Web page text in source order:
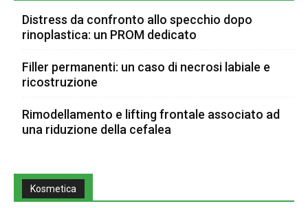
Distress da confronto allo specchio dopo
rinoplastica: un PROM dedicato
Filler permanenti: un caso di necrosi labiale e
ricostruzione
Rimodellamento e lifting frontale associato ad
una riduzione della cefalea
Kosmetica